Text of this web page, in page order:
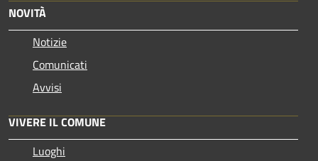
NOVITÀ
Notizie
Comunicati
Avvisi
VIVERE IL COMUNE
Luoghi